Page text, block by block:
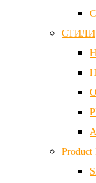
СТИЛИ
Product